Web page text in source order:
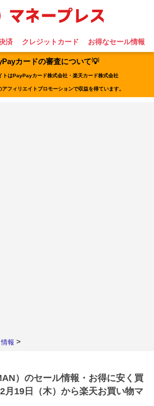
済 クレジットカード お得なセール情報
カードの審査について💡
トはPayPayカード株式会社・楽天カード株式会社
フィリエイトプロモーションで収益を得ています。
報 >
）のセール情報・お得に安く買
月19日（木）から楽天お買い物マ